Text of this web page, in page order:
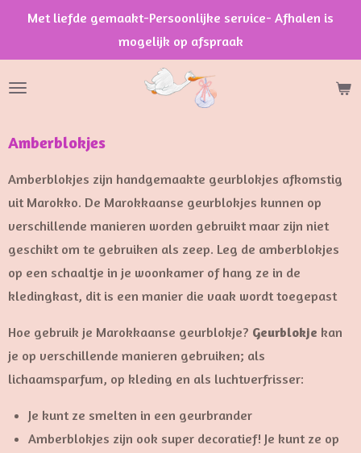
de
Met liefde gemaakt-Persoonlijke service- Afhalen is
mogelijk op afspraak
Amberblokjes
Amberblokjes zijn handgemaakte geurblokjes afkomstig
uit Marokko. De Marokkaanse geurblokjes kunnen op
verschillende manieren worden gebruikt maar zijn niet
geschikt om te gebruiken als zeep. Leg de amberblokjes
op een schaaltje in je woonkamer of hang ze in de
kledingkast, dit is een manier die vaak wordt toegepast
Hoe gebruik je Marokkaanse geurblokje? Geurblokje kan
je op verschillende manieren gebruiken; als
lichaamsparfum, op kleding en als luchtverfrisser:
Je kunt ze smelten in een geurbrander
Amberblokjes zijn ook super decoratief! Je kunt ze op